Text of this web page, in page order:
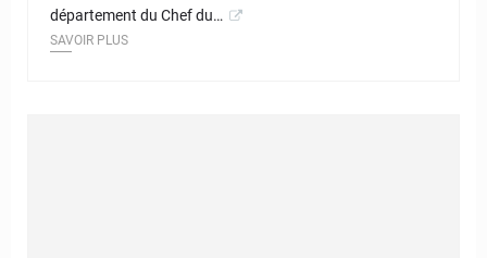
département du Chef du…
SAVOIR PLUS